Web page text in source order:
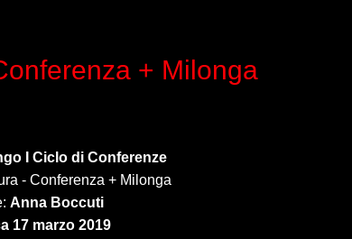
+ Milonga
I Ciclo di Conferenze
- Conferenza + Milonga
Anna Boccuti
17 marzo 2019